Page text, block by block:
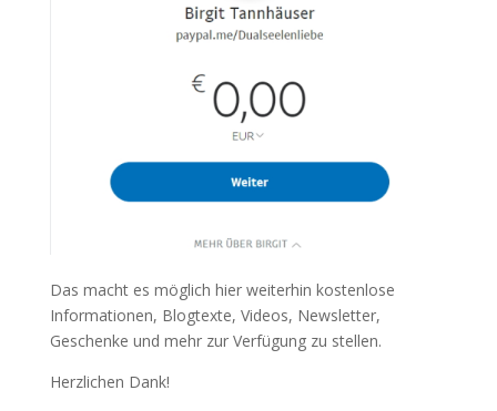
Das macht es möglich hier weiterhin kostenlose
Informationen, Blogtexte, Videos, Newsletter,
Geschenke und mehr zur Verfügung zu stellen.
Herzlichen Dank!